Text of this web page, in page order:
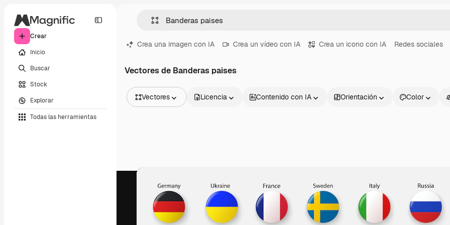
Crear
Inicio
Buscar
Stock
Explorar
Todas las herramientas
Crea una imagen con IA Crea un vídeo con IA Crea un icono con IA Redes sociales
Vectores de Banderas paises
Vectores
Vídeos
Motion graphics
Plantillas de vídeos
Modelos 3D
Licencia Contenido con IA Orientación Color
Productos Información útil